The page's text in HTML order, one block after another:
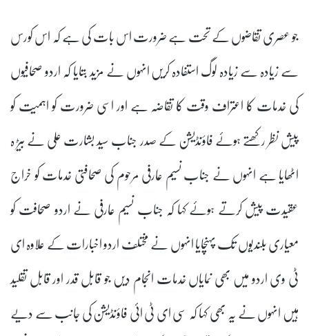
جو عصری تقاضوں کے تحت ہے ضرورت اس بات کی ہے کہ اس کورس
سے زیادہ سے زیادہ لوگ استفادہ کریں انہوں نے مزید بتایا کہ اردو صحافیوں
کی خدمات کا اعتراف وقت کا تقاضہ ہے اور اسی ضرورت کو اہمیت کو
پیش نظر رکھتے ہوئے فاؤنڈیشن کے صدر جناب سید بشارت علی نے بیڑ ہ
اٹھایا ہے انہوں نے جناب نسیم عارفی مرحوم کی صحافتی خدمات کو خراج
عقیدت پیش کرتے ہوئے کہا کہ جناب نسیم عارفی نے اردو صحافت کو
معیاری بلندیوں تک پہنچایا انہوں نے مختلف اردو اخبارات کے علاوہ ای
ٹی وی اردو میں بھی نمایاں خدمات انجام دیں جو قابل قدر اور قابل تقلید
ہیں انہوں نے یہ بھی کہا کہ سی ای ٹی ائی فاؤنڈیشن کی جانب سے دیے